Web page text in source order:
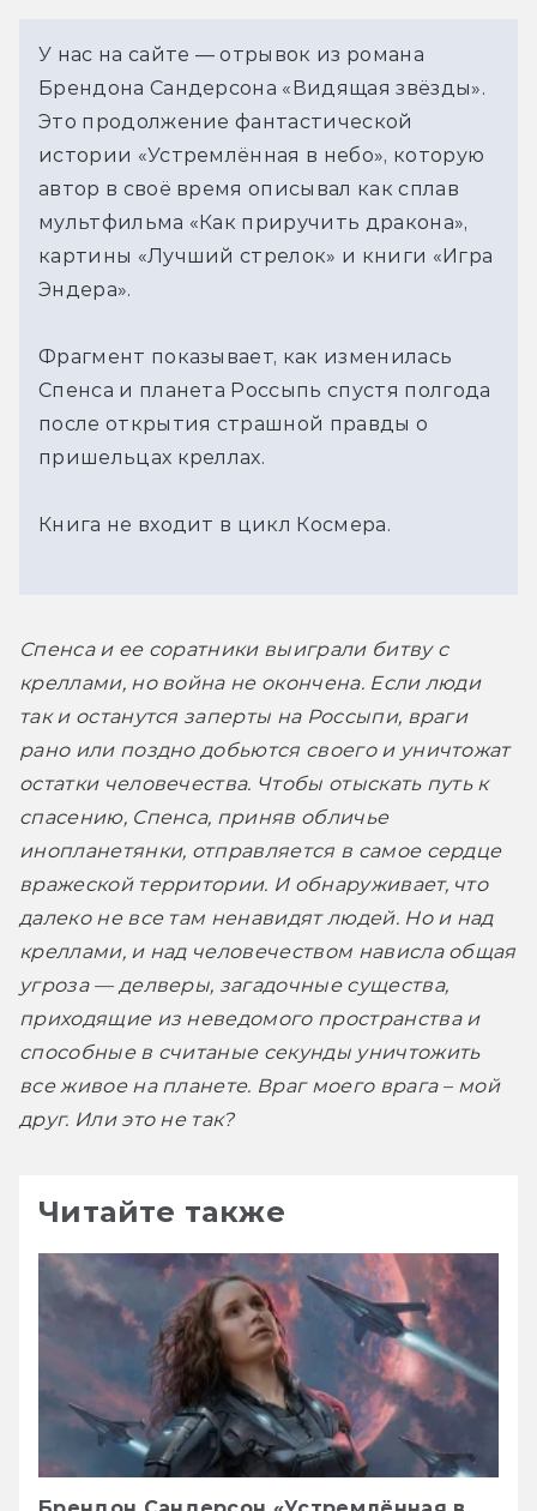
У нас на сайте — отрывок из романа
Брендона Сандерсона «Видящая звёзды».
Это продолжение фантастической
истории «Устремлённая в небо», которую
автор в своё время описывал как сплав
мультфильма «Как приручить дракона»,
картины «Лучший стрелок» и книги «Игра
Эндера».
Фрагмент показывает, как изменилась
Спенса и планета Россыпь спустя полгода
после открытия страшной правды о
пришельцах креллах.
Книга не входит в цикл Космера.
Спенса и ее соратники выиграли битву с
креллами, но война не окончена. Если люди
так и останутся заперты на Россыпи, враги
рано или поздно добьются своего и уничтожат
остатки человечества. Чтобы отыскать путь к
спасению, Спенса, приняв обличье
инопланетянки, отправляется в самое сердце
вражеской территории. И обнаруживает, что
далеко не все там ненавидят людей. Но и над
креллами, и над человечеством нависла общая
угроза — делверы, загадочные существа,
приходящие из неведомого пространства и
способные в считаные секунды уничтожить
все живое на планете. Враг моего врага – мой
друг. Или это не так?
Читайте также